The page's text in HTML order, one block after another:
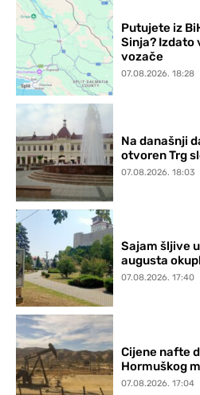
Putujete iz
Sinja? Izdato
vozače
07.08.2026. 18:28
Na današnji
otvoren Trg
07.08.2026. 18:03
Sajam šljive
augusta
07.08.2026. 17:40
Cijene nafte
Hormuškog
07.08.2026. 17:04